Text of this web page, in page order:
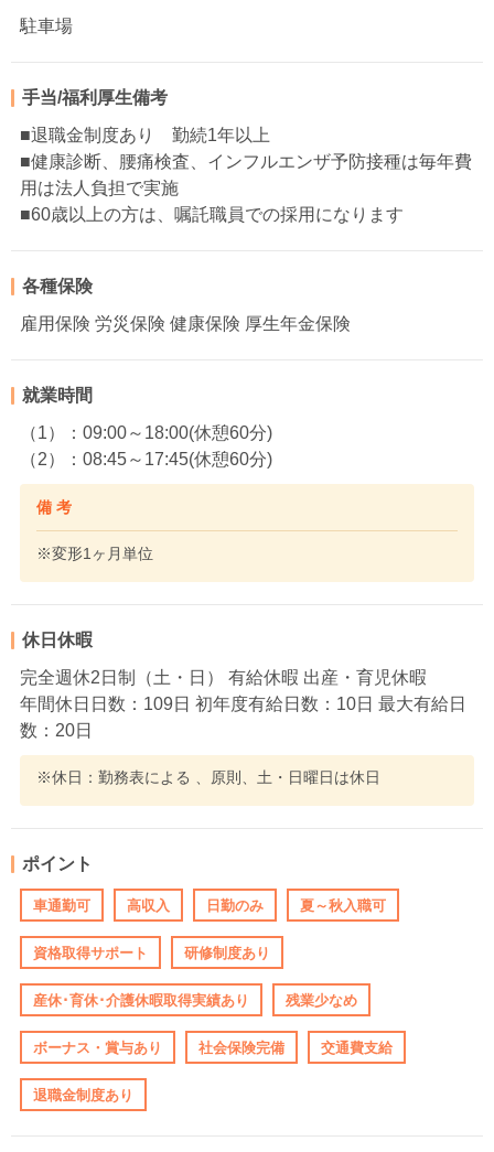
駐車場
手当/福利厚生備考
■退職金制度あり 勤続1年以上
■健康診断、腰痛検査、インフルエンザ予防接種は毎年費
用は法人負担で実施
■60歳以上の方は、嘱託職員での採用になります
各種保険
雇用保険 労災保険 健康保険 厚生年金保険
就業時間
（1）：09:00～18:00(休憩60分)
（2）：08:45～17:45(休憩60分)
備 考
※変形1ヶ月単位
休日休暇
完全週休2日制（土・日） 有給休暇 出産・育児休暇
年間休日日数：109日 初年度有給日数：10日 最大有給日
数：20日
※休日：勤務表による 、原則、土・日曜日は休日
ポイント
車通勤可 高収入 日勤のみ 夏～秋入職可
資格取得サポート 研修制度あり
産休･育休･介護休暇取得実績あり 残業少なめ
ボーナス・賞与あり 社会保険完備 交通費支給
退職金制度あり